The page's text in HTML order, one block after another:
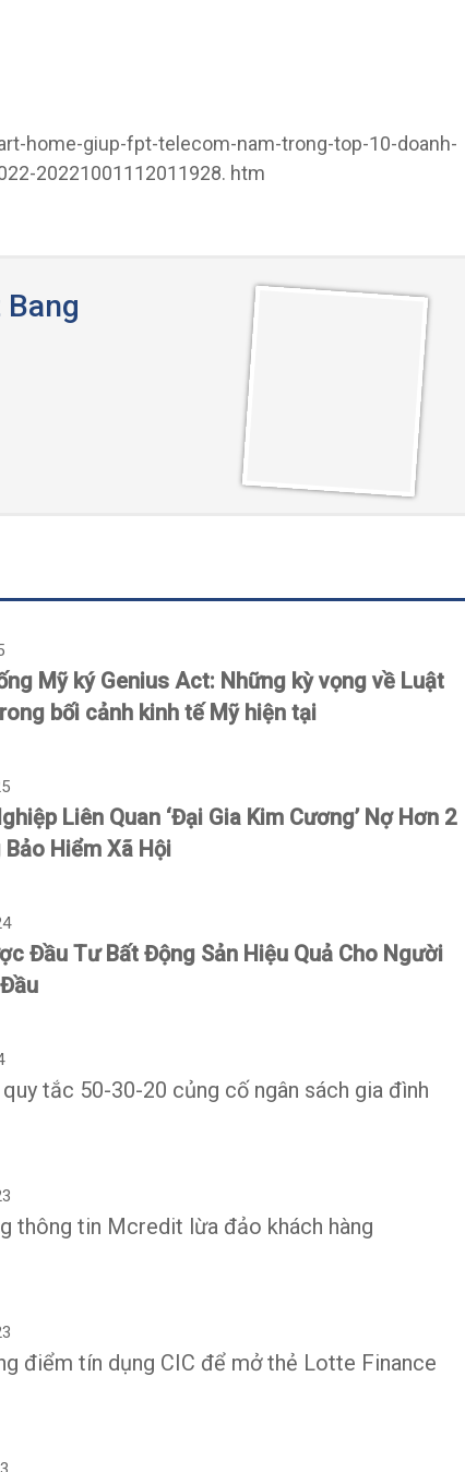
home-giup-fpt-telecom-nam-trong-top-10-doanh-
20221001112011928. htm
Mỹ ký Genius Act: Những kỳ vọng về Luật
bối cảnh kinh tế Mỹ hiện tại
Liên Quan ‘Đại Gia Kim Cương’ Nợ Hơn 2
Hiểm Xã Hội
Đầu Tư Bất Động Sản Hiệu Quả Cho Người
tắc 50-30-20 củng cố ngân sách gia đình
thông tin Mcredit lừa đảo khách hàng
điểm tín dụng CIC để mở thẻ Lotte Finance